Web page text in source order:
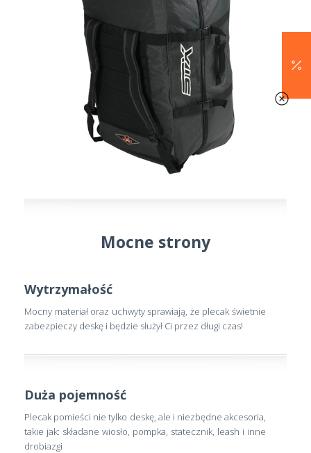
Mocne strony
Wytrzymałość
Mocny materiał oraz uchwyty sprawiają, że plecak świetnie
zabezpieczy deskę i będzie służył Ci przez długi czas!
Duża pojemność
Plecak pomieści nie tylko deskę, ale i niezbędne akcesoria,
takie jak: składane wiosło, pompka, statecznik, leash i inne
drobiazgi